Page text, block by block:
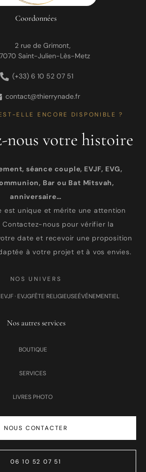
Coordonnées
2 rue de Grimont,
Saint-Julien-Lès-Metz
(+33) 6 10 52 07 51
contact@thierrynade.fr
ELLE ENCORE DISPONIBLE ?
nous votre histoire
séance couple, EVJF, EVG,
Bar ou Bat Mitsvah,
anniversaire…
est unique et mérite une attention
Contactez-nous pour vérifier la
date et recevoir une proposition
à votre projet et à vos envies.
NOS UNIVERS
EVJF · EVJGFÊTE RELIGIEUSEÉVÉNEMENTIEL
Nos autres services
BOUTIQUE
SERVICES
LIVRES PHOTO
NOUS CONTACTER
06 10 52 07 51